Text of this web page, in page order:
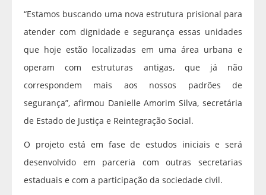
“Estamos buscando uma nova estrutura prisional para
atender com dignidade e segurança essas unidades
que hoje estão localizadas em uma área urbana e
operam com estruturas antigas, que já não
correspondem mais aos nossos padrões de
segurança”, afirmou Danielle Amorim Silva, secretária
de Estado de Justiça e Reintegração Social.
O projeto está em fase de estudos iniciais e será
desenvolvido em parceria com outras secretarias
estaduais e com a participação da sociedade civil.